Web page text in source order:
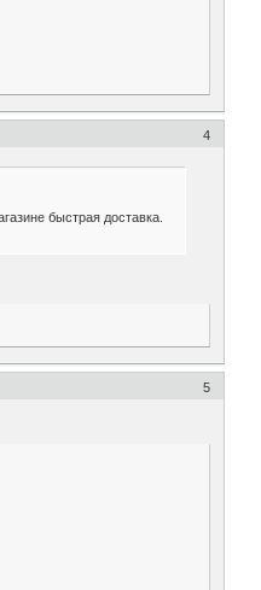
4
быстрая доставка.
5